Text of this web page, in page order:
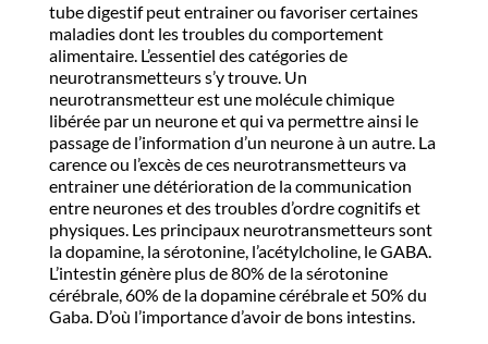
tube digestif peut entrainer ou favoriser certaines
maladies dont les troubles du comportement
alimentaire. L’essentiel des catégories de
neurotransmetteurs s’y trouve. Un
neurotransmetteur est une molécule chimique
libérée par un neurone et qui va permettre ainsi le
passage de l’information d’un neurone à un autre. La
carence ou l’excès de ces neurotransmetteurs va
entrainer une détérioration de la communication
entre neurones et des troubles d’ordre cognitifs et
physiques. Les principaux neurotransmetteurs sont
la dopamine, la sérotonine, l’acétylcholine, le GABA.
L’intestin génère plus de 80% de la sérotonine
cérébrale, 60% de la dopamine cérébrale et 50% du
Gaba. D’où l’importance d’avoir de bons intestins.